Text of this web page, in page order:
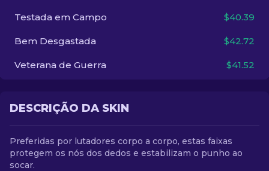
Testada em Campo $40.39
Bem Desgastada $42.72
Veterana de Guerra $41.52
DESCRIÇÃO DA SKIN
Preferidas por lutadores corpo a corpo, estas faixas
protegem os nós dos dedos e estabilizam o punho ao
socar.